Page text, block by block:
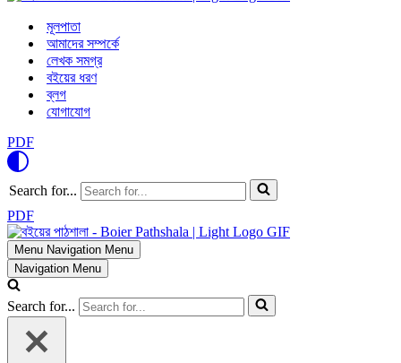
মূলপাতা
আমাদের সম্পর্কে
লেখক সমগ্র
বইয়ের ধরণ
ব্লগ
যোগাযোগ
PDF
Search for...
PDF
Menu Navigation Menu
Navigation Menu
Search for...